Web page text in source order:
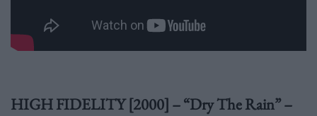
HIGH FIDELITY [2000] – “Dry The Rain” –